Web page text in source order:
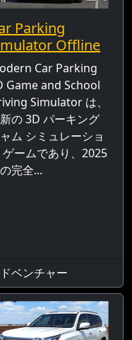
Parking
Offline
Car Parking
Game and School
Simulator は、
の 3D パーキング
ム シミュレーショ
ゲームであり、2025
完全...
ベンチャー